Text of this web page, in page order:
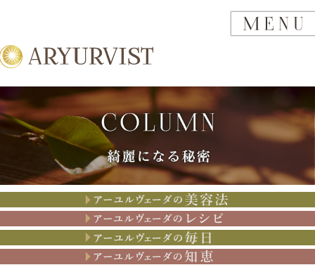
アーユルヴェーダの美容法
アーユルヴェーダのレシピ
アーユルヴェーダの思考